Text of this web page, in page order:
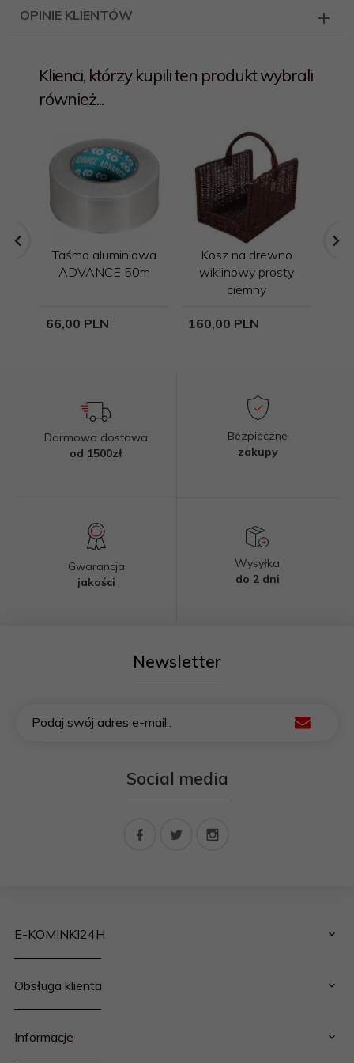
OPINIE KLIENTÓW
Klienci, którzy kupili ten produkt wybrali
również...
Taśma aluminiowa
ADVANCE 50m
66,00 PLN
Kosz na drewno
wiklinowy prosty
ciemny
160,00 PLN
Darmowa dostawa
od 1500zł
Bezpieczne
zakupy
Gwarancja
jakości
Wysyłka
do 2 dni
Newsletter
Podaj swój adres e-mail..
Social media
Obsługa klienta
Informacje
E-KOMINKI24H